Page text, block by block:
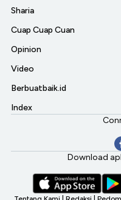
Sharia
Cuap Cuap Cuan
Opinion
Video
Berbuatbaik.id
Index
Download